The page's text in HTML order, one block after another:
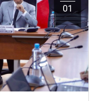
01